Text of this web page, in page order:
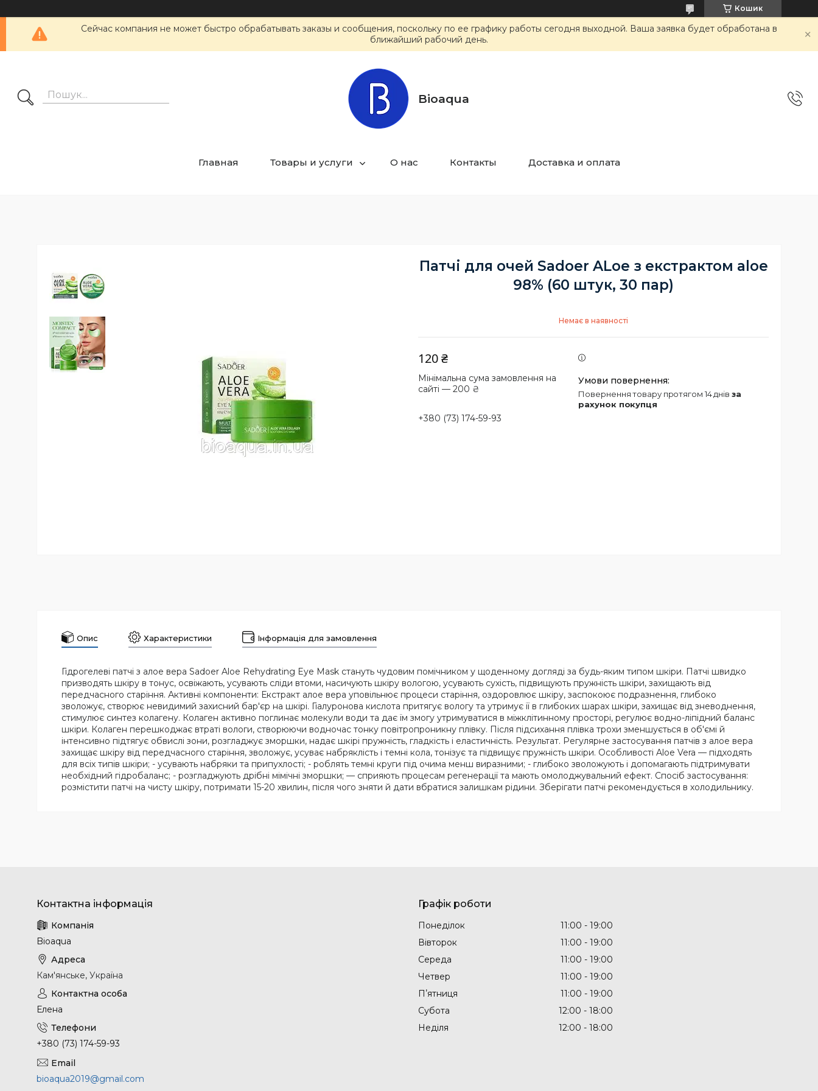
Кошик
Сейчас компания не может быстро обрабатывать заказы и сообщения, поскольку по ее графику работы сегодня выходной. Ваша заявка будет обработана в
ближайший рабочий день.
Bioaqua
Главная Товары и услуги О нас Контакты Доставка и оплата
Патчі для очей Sadoer ALoe з екстрактом aloe
98% (60 штук, 30 пар)
Немає в наявності
120 ₴
Мінімальна сума замовлення на
сайті — 200 ₴
+380 (73) 174-59-93
повернення товару протягом 14 днів за
рахунок покупця
Опис Характеристики Інформація для замовлення
Гідрогелеві патчі з алое вера Sadoer Aloe Rehydrating Eye Mask стануть чудовим помічником у щоденному догляді за будь-яким типом шкіри. Патчі швидко
призводять шкіру в тонус, освіжають, усувають сліди втоми, насичують шкіру вологою, усувають сухість, підвищують пружність шкіри, захищають від
передчасного старіння. Активні компоненти: Екстракт алое вера уповільнює процеси старіння, оздоровлює шкіру, заспокоює подразнення, глибоко
зволожує, створює невидимий захисний бар'єр на шкірі. Гіалуронова кислота притягує вологу та утримує її в глибоких шарах шкіри, захищає від зневоднення,
стимулює синтез колагену. Колаген активно поглинає молекули води та дає їм змогу утримуватися в міжклітинному просторі, регулює водно-ліпідний баланс
шкіри. Колаген перешкоджає втраті вологи, створюючи водночас тонку повітропроникну плівку. Після підсихання плівка трохи зменшується в об'ємі й
інтенсивно підтягує обвислі зони, розгладжує зморшки, надає шкірі пружність, гладкість і еластичність. Результат. Регулярне застосування патчів з алое вера
захищає шкіру від передчасного старіння, зволожує, усуває набряклість і темні кола, тонізує та підвищує пружність шкіри. Особливості Aloe Vera — підходять
для всіх типів шкіри; - усувають набряки та припухлості; - роблять темні круги під очима менш виразними; - глибоко зволожують і допомагають підтримувати
необхідний гідробаланс; - розгладжують дрібні мімічні зморшки; — сприяють процесам регенерації та мають омолоджувальний ефект. Спосіб застосування:
розмістити патчі на чисту шкіру, потримати 15-20 хвилин, після чого зняти й дати вбратися залишкам рідини. Зберігати патчі рекомендується в холодильнику.
Bioaqua
Кам'янське, Україна
Елена
+380 (73) 174-59-93
bioaqua2019@gmail.com
Графік роботи
Понеділок 11:00
19:00
Вівторок
11:00
19:00
Середа
11:00
19:00
Четвер
11:00
19:00
Пʼятниця
11:00
19:00
Субота
12:00
18:00
Неділя
12:00 18:00